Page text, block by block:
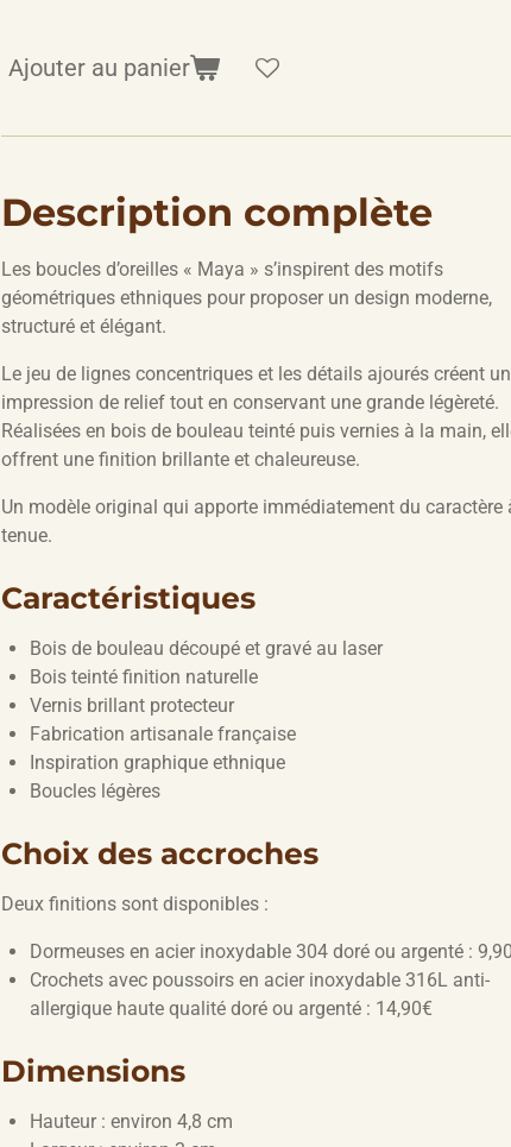
Ajouter au panier
Description complète
Les boucles d’oreilles « Maya » s’inspirent des motifs
géométriques ethniques pour proposer un design moderne,
structuré et élégant.
Le jeu de lignes concentriques et les détails ajourés créent
impression de relief tout en conservant une grande légèreté.
Réalisées en bois de bouleau teinté puis vernies à la main,
offrent une finition brillante et chaleureuse.
Un modèle original qui apporte immédiatement du caractère
tenue.
Caractéristiques
Bois de bouleau découpé et gravé au laser
Bois teinté finition naturelle
Vernis brillant protecteur
Fabrication artisanale française
Inspiration graphique ethnique
Boucles légères
Choix des accroches
Deux finitions sont disponibles :
Dormeuses en acier inoxydable 304 doré ou argenté :
Crochets avec poussoirs en acier inoxydable 316L anti-
allergique haute qualité doré ou argenté : 14,90€
Dimensions
Hauteur : environ 4,8 cm